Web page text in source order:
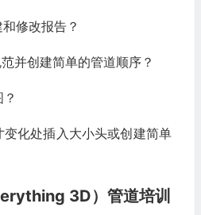
修改报告？
并创建简单的管道顺序？
化处插入大小头或创建简单
3D）管道培训